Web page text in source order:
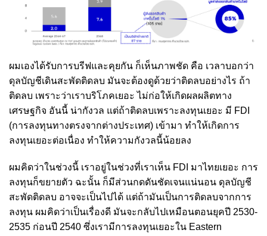
ผมเองได้รับการบรีฟและคุยกัน ก็เห็นภาพชัด คือ เวลาบอกว่า
ดุลบัญชีเดินสะพัดติดลบ มันจะต้องดูด้วยว่าติดลบอย่างไร ถ้า
ติดลบ เพราะว่าเราบริโภคเยอะ ไม่ก่อให้เกิดผลผลิตทาง
เศรษฐกิจ อันนี้ น่ากังวล แต่ถ้าติดลบเพราะลงทุนเยอะ มี FDI
(การลงทุนทางตรงจากต่างประเทศ) เข้ามา ทำให้เกิดการ
ลงทุนเยอะต่อเนื่อง ทำให้ความกังวลนี้น้อยลง
ผมคิดว่าในช่วงนี้ เราอยู่ในช่วงที่เราเห็น FDI มาไทยเยอะ การ
ลงทุนก็ขยายตัว ฉะนั้น ก็มีส่วนกดดันชัดเจนแน่นอน ดุลบัญชี
สะพัดติดลบ อาจจะเป็นไปได้ แต่ถ้ามันเป็นการติดลบจากการ
ลงทุน ผมคิดว่าเป็นเรื่องดี มันจะกลับไปเหมือนตอนยุคปี 2530-
2535 ก่อนปี 2540 ซึ่งเรามีการลงทุนเยอะใน Eastern